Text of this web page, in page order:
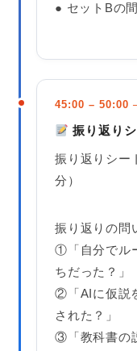
● セットBの
45:00 – 50:00
振り返り
振り返りシー
分）
振り返りの問
①「自分でル
ちだった？」
②「AIに仮説
された？」
③「教科書の